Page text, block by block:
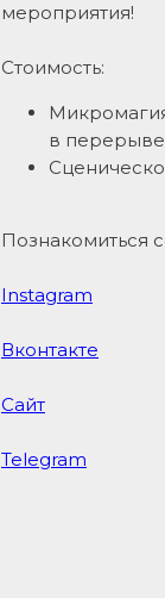
мероприятия!
Стоимость:
в
Познакомиться
Instagram
Вконтакте
Сайт
Telegram